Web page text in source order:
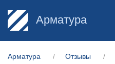
Арматура
Арматура Отзывы